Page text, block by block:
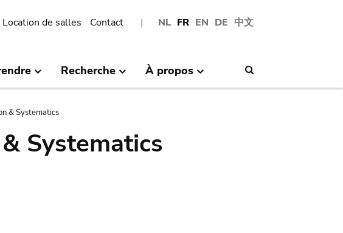
NL FR EN DE 中文
Location de salles Contact
Recherche À propos
& Systematics
Systematics